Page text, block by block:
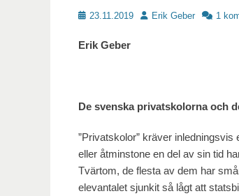
Publicerat
23.11.2019 Författare
Erik Geber 1
Erik Geber
De svenska privatskolorna och
”Privatskolor” kräver
eller åtminstone en del av sin tid
Tvärtom, de flesta av dem har
elevantalet sjunkit så lågt att